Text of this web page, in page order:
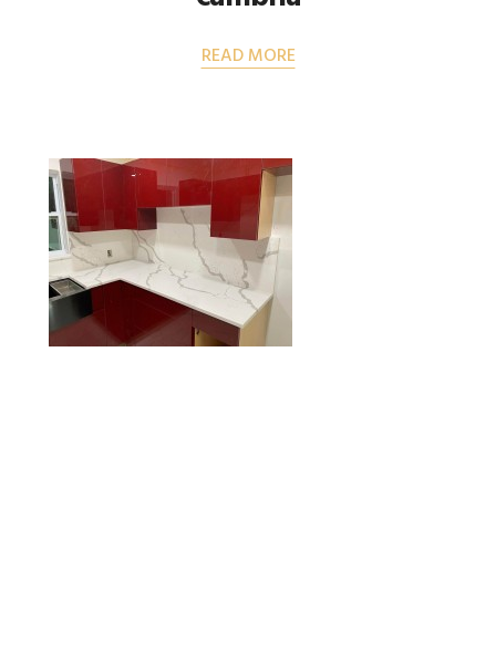
READ MORE